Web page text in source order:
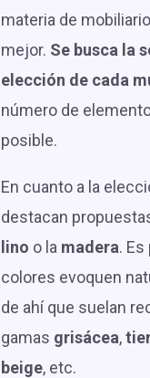
materia de
mejor. Se busca la
elección de cada
número de
posible.
En cuanto a la
destacan
lino o la madera.
colores evoquen
de ahí que suelan
gamas grisácea,
beige, etc.